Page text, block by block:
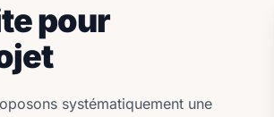
pour
systématiquement une